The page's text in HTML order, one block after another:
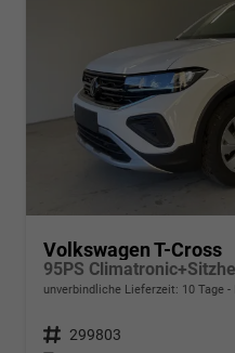
Volkswagen T-Cross
unverbindliche Lieferzeit: 10 Tage
Fahrzeugnr. 299803